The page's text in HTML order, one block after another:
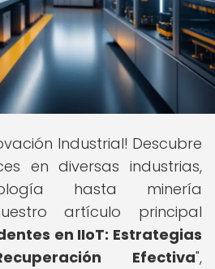
Industrial! Descubre
en diversas industrias,
hasta minería
artículo principal
en IIoT: Estrategias
Efectiva",